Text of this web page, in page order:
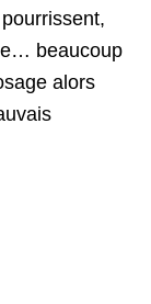
beaucoup
alors